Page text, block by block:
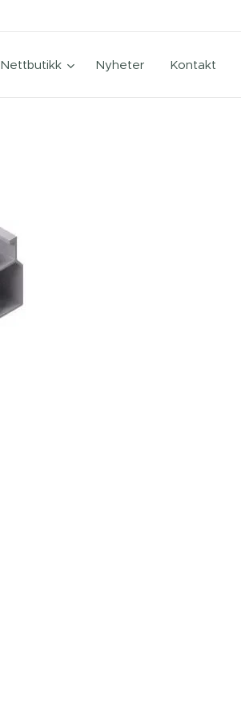
Nettbutikk Nyheter Kontakt